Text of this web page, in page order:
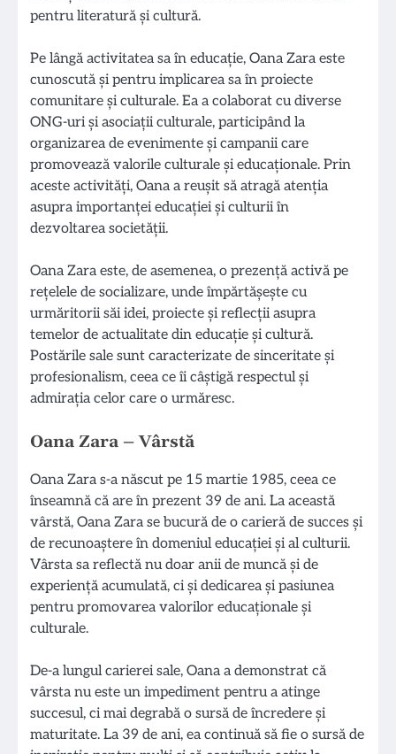
pentru literatură și cultură.
Pe lângă activitatea sa în educație, Oana Zara este
cunoscută și pentru implicarea sa în proiecte
comunitare și culturale. Ea a colaborat cu diverse
ONG-uri și asociații culturale, participând la
organizarea de evenimente și campanii care
promovează valorile culturale și educaționale. Prin
aceste activități, Oana a reușit să atragă atenția
asupra importanței educației și culturii în
dezvoltarea societății.
Oana Zara este, de asemenea, o prezență activă pe
rețelele de socializare, unde împărtășește cu
urmăritorii săi idei, proiecte și reflecții asupra
temelor de actualitate din educație și cultură.
Postările sale sunt caracterizate de sinceritate și
profesionalism, ceea ce îi câștigă respectul și
admirația celor care o urmăresc.
Oana Zara – Vârstă
Oana Zara s-a născut pe 15 martie 1985, ceea ce
înseamnă că are în prezent 39 de ani. La această
vârstă, Oana Zara se bucură de o carieră de succes și
de recunoaștere în domeniul educației și al culturii.
Vârsta sa reflectă nu doar anii de muncă și de
experiență acumulată, ci și dedicarea și pasiunea
pentru promovarea valorilor educaționale și
culturale.
De-a lungul carierei sale, Oana a demonstrat că
vârsta nu este un impediment pentru a atinge
succesul, ci mai degrabă o sursă de încredere și
maturitate. La 39 de ani, ea continuă să fie o sursă de